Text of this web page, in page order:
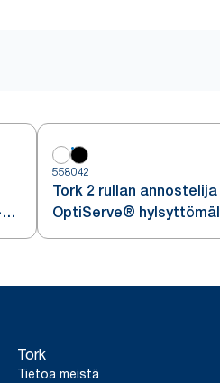
558042
Tork 2 rullan annostelija
OptiServe®
paperille
Tork
Tietoa meistä